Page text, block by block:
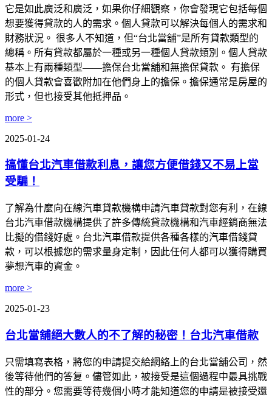
它是如此廣泛和廣泛，如果你仔細觀察，你會發現它包括每個
想要獲得貸款的人的需求。個人貸款可以解決每個人的需求和
財務狀況。 很多人不知道，但“台北當舖”是所有貸款類型的
總稱。所有貸款都屬於一種或另一種個人貸款類別。個人貸款
基本上有兩種類型——擔保台北當舖和無擔保貸款。 有擔保
的個人貸款會喜歡附加在他們身上的擔保。擔保通常是房屋的
形式，但也接受其他抵押品。
more >
2025-01-24
搞懂台北汽車借款利息，讓您方便借錢又不易上當
受騙！
了解為什麼向在線汽車貸款機構申請汽車貸款對您有利，在線
台北汽車借款機構提供了許多傳統貸款機構和汽車經銷商無法
比擬的借錢好處。台北汽車借款提供各種各樣的汽車借錢貸
款，可以根據您的需求量身定制，因此任何人都可以獲得購買
夢想汽車的資金。
more >
2025-01-23
台北當舖絕大數人的不了解的秘密！台北汽車借款
只需填寫表格，將您的申請提交給網絡上的台北當舖公司，然
後等待他們的答复。儘管如此，被接受是這個過程中最具挑戰
性的部分。您需要等待幾個小時才能知道您的申請是被接受還